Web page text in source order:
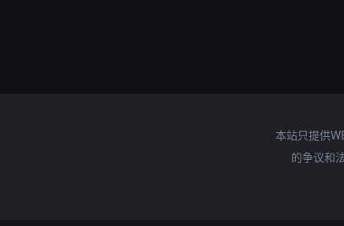
本站只提供
的争议和